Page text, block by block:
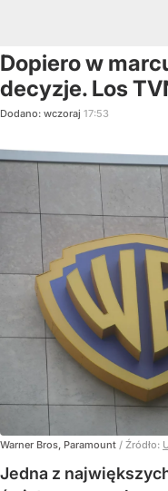
Dopiero w
decyzje. Los
Dodano: wczoraj 17:53
Warner Bros, Paramount / Źródło:
Jedna z